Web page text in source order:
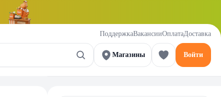
ПоддержкаВакансииОплатаДоставка
Магазины Войти